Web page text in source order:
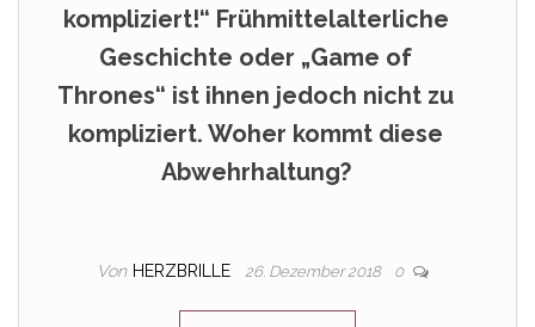
kompliziert!“ Frühmittelalterliche
Geschichte oder „Game of
Thrones“ ist ihnen jedoch nicht zu
kompliziert. Woher kommt diese
Abwehrhaltung?
Von HERZBRILLE 26. Dezember 2018 0